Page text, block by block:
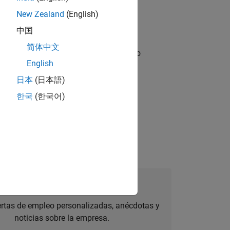
and Artifactory/GitLab Packages to
reliability, and drive observability
de empleo personalizadas, anécdotas y
noticias sobre la empresa.
New Zealand (English)
中国
简体中文
English
日本 (日本語)
한국 (한국어)